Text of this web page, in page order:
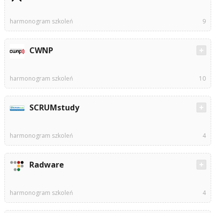
harmonogram szkoleń 9
CWNP
harmonogram szkoleń 10
SCRUMstudy
harmonogram szkoleń 4
Radware
harmonogram szkoleń 4